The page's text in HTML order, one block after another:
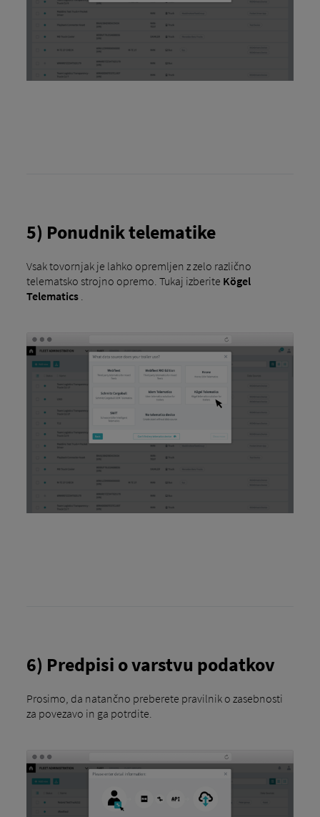
5) Ponudnik telematike
Vsak tovornjak je lahko opremljen z zelo različno
telematsko strojno opremo. Tukaj izberite Kögel
Telematics.
6) Predpisi o varstvu podatkov
Prosimo, da natančno preberete pravilnik o zasebnosti
za povezavo in ga potrdite.